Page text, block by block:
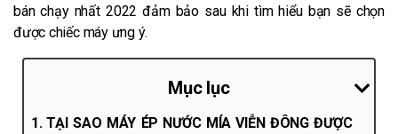
bán chạy nhất 2022 đảm bảo sau khi tìm hiểu bạn sẽ chọn
được chiếc máy ưng ý.
Mục lục
TẠI SAO MÁY ÉP NƯỚC MÍA VIỄN ĐÔNG ĐƯỢC